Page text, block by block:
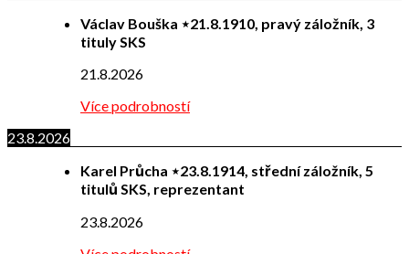
Václav Bouška ⋆21.8.1910, pravý záložník, 3
tituly SKS
21.8.2026
Více podrobností
23.8.2026
Karel Průcha ⋆23.8.1914, střední záložník, 5
titulů SKS, reprezentant
23.8.2026